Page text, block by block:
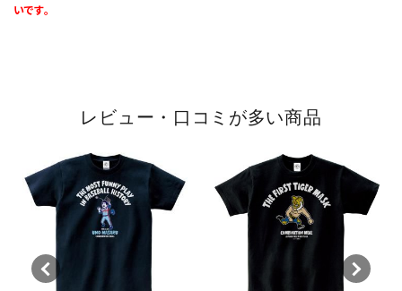
いです。
レビュー・口コミが多い商品